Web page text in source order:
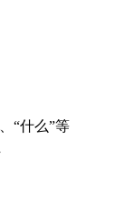
“什么”等